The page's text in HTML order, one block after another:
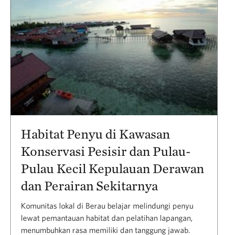
Habitat Penyu di Kawasan
Konservasi Pesisir dan Pulau-
Pulau Kecil Kepulauan Derawan
dan Perairan Sekitarnya
Komunitas lokal di Berau belajar melindungi penyu
lewat pemantauan habitat dan pelatihan lapangan,
menumbuhkan rasa memiliki dan tanggung jawab.